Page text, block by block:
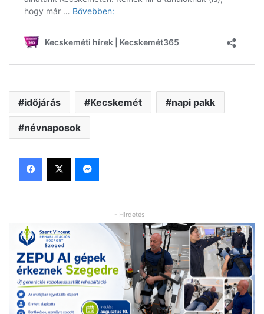
időjárás Kecskemét napi pakk
névnaposok
Facebook
X Messenger
- Hirdetés -